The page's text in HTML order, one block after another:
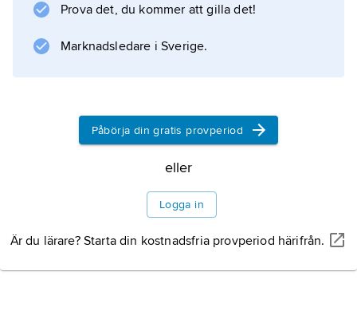
TV-serien ”Herrskap och tjänstefolk” (1970–
75).
Information om artikeln
Prova det, du kommer att gilla det!
Marknadsledare i Sverige.
Påbörja din gratis provperiod
eller
Logga in
Är du lärare? Starta din kostnadsfria provperiod härifrån.